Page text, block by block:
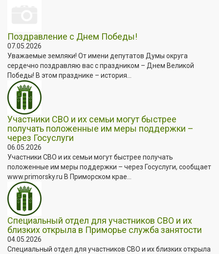
Поздравление с Днем Победы!
07.05.2026
Уважаемые земляки! От имени депутатов Думы округа
сердечно поздравляю вас с праздником – Днем Великой
Победы! В этом празднике – история...
Участники СВО и их семьи могут быстрее
получать положенные им меры поддержки –
через Госуслуги
06.05.2026
Участники СВО и их семьи могут быстрее получать
положенные им меры поддержки – через Госуслуги, сообщает
www.primorsky.ru В Приморском крае...
Специальный отдел для участников СВО и их
близких открыла в Приморье служба занятости
04.05.2026
Специальный отдел для участников СВО и их близких открыла